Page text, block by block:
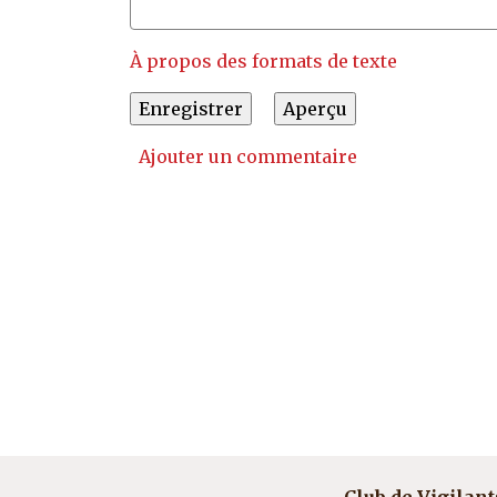
À propos des formats de texte
Ajouter un commentaire